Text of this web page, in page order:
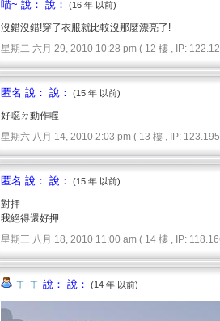
喵~ 說： 說： (16 年 以前)
沒錯沒錯!穿了衣服就比較沒那麼漂亮了!
星期二 六月 29, 2010 10:28 pm ( 12 樓 , IP:
匿名 說： 說： (15 年 以前)
好噁ㄉ動作喔
星期六 八月 14, 2010 2:03 pm ( 13 樓 , IP:
匿名 說： 說： (15 年 以前)
對押
我絕得還好押
星期三 八月 18, 2010 11:00 am ( 14 樓 , IP:
ㄒ-ㄒ 說： 說： (14 年 以前)